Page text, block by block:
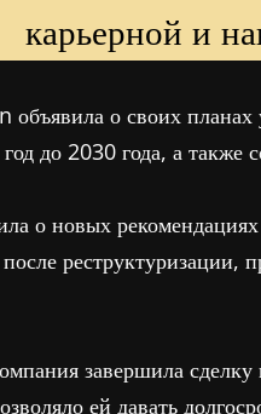
карьерной и
объявила о своих
до 2030 года, а
о новых
реструктуризации,
завершила
ей давать